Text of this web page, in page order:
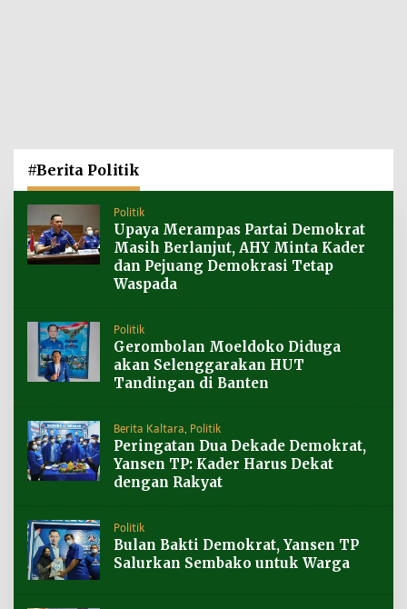
#Berita Politik
Politik
Upaya Merampas Partai Demokrat
Masih Berlanjut, AHY Minta Kader
dan Pejuang Demokrasi Tetap
Waspada
Politik
Gerombolan Moeldoko Diduga
akan Selenggarakan HUT
Tandingan di Banten
Berita Kaltara Politik
Peringatan Dua Dekade Demokrat,
Yansen TP: Kader Harus Dekat
dengan Rakyat
Politik
Bulan Bakti Demokrat, Yansen TP
Salurkan Sembako untuk Warga